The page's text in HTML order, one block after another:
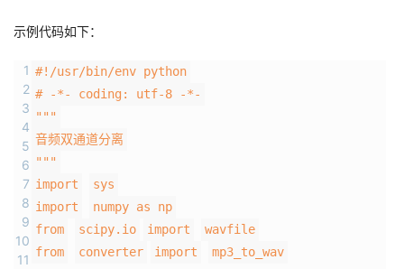
发
者
我
的
我
开
发
者
学
的
Programs
我
的
支
持
示例代码如下：
1
2
3
4
5
6
7
8
9
10
11
#!/usr/bin/env python
# -*- coding: utf-8 -*-
"""
音频双通道分离
"""
import
sys
import
numpy as np
from
scipy.io import
wavfile
from
converter import mp3_to_wav